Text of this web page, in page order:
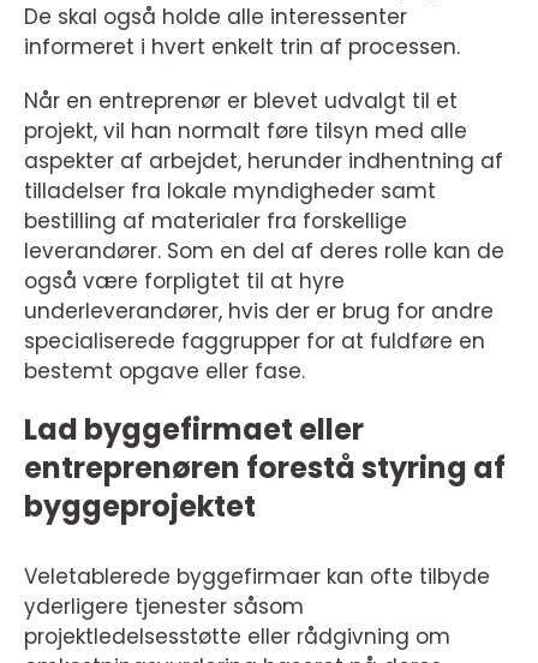
De skal også holde alle interessenter
informeret i hvert enkelt trin af processen.
Når en entreprenør er blevet udvalgt til et
projekt, vil han normalt føre tilsyn med alle
aspekter af arbejdet, herunder indhentning af
tilladelser fra lokale myndigheder samt
bestilling af materialer fra forskellige
leverandører. Som en del af deres rolle kan de
også være forpligtet til at hyre
underleverandører, hvis der er brug for andre
specialiserede faggrupper for at fuldføre en
bestemt opgave eller fase.
Lad byggefirmaet eller
entreprenøren forestå styring af
byggeprojektet
Veletablerede byggefirmaer kan ofte tilbyde
yderligere tjenester såsom
projektledelsesstøtte eller rådgivning om